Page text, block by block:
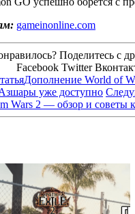
gameinonline.com
Поделитесь с
Facebook Twitter
Дополнение World of
уже доступно
Wars 2 — обзор и советы